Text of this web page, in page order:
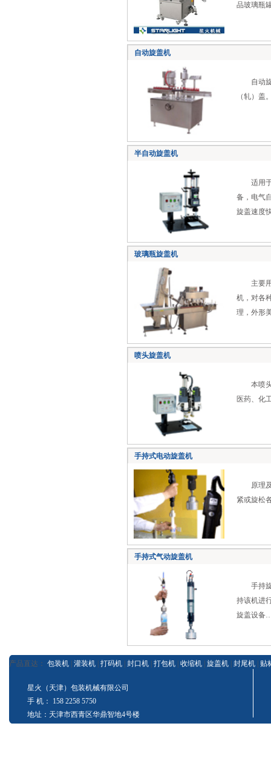
品玻璃瓶
自动旋盖机
自动旋
（轧）
半自动旋盖机
适用于
备，电气
旋盖速
玻璃瓶旋盖机
主要用
机，对各
理，外形
喷头旋盖机
本喷头
医药、化
手持式电动旋盖机
原理及
紧或旋松
手持式气动旋盖机
手持旋
持该机进
旋盖设
产品直达： 包装机 灌装机 打码机 封口机 打包机 收缩机 旋盖机 封尾机 贴
星火（天津）包装机械有限公司
手 机： 158 2258 5750
地址：天津市西青区华鼎智地4号楼